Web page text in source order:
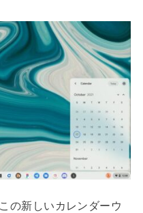
の新しいカレンダーウ